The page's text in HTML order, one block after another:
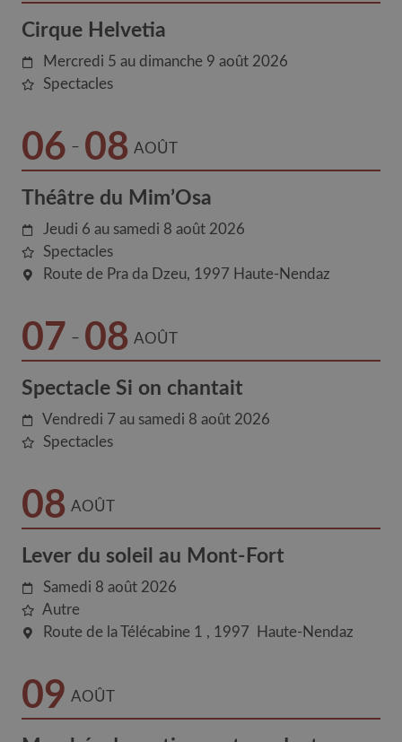
Cirque Helvetia
Mercredi 5 au dimanche 9 août 2026
Spectacles
06 – 08 AOÛT
Théâtre du Mim’Osa
Jeudi 6 au samedi 8 août 2026
Spectacles
Route de Pra da Dzeu 1997 Haute-Nendaz
07 – 08 AOÛT
Spectacle Si on chantait
Vendredi 7 au samedi 8 août 2026
Spectacles
08 AOÛT
Lever du soleil au Mont-Fort
Samedi 8 août 2026
Autre
Route de la Télécabine 1
1997 Haute-Nendaz
09 AOÛT